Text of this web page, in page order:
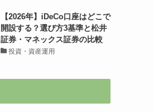
【2026年】iDeCo口座はどこで
開設する？選び方3基準と松井
証券・マネックス証券の比較
投資・資産運用